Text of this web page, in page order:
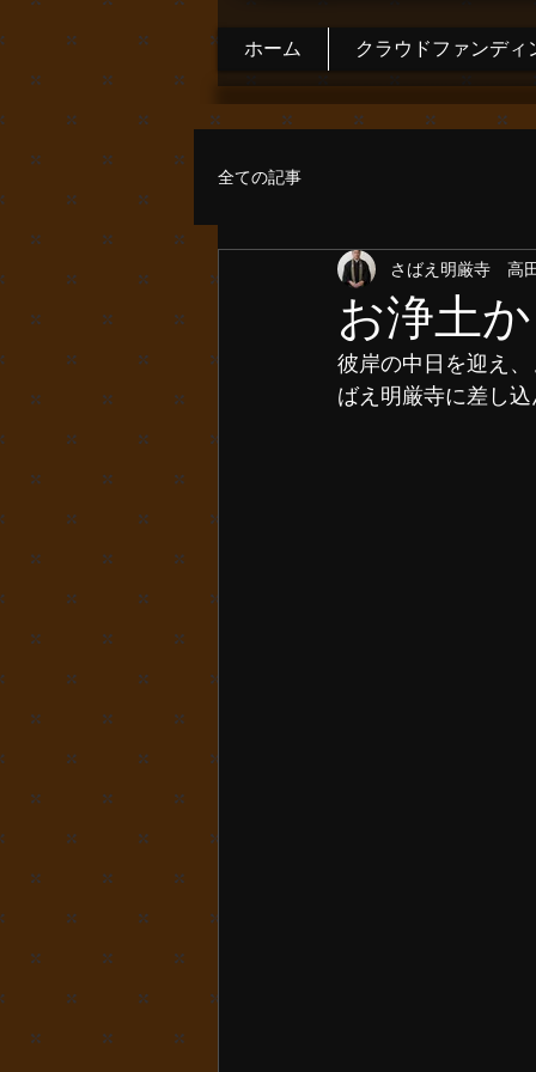
ホーム クラウドファンディ
全ての記事
お浄土
さばえ明厳寺 高
彼岸の中日を迎え
ばえ明厳寺に差し